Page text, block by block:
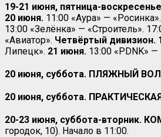
19-21 июня, пятница-
20 июня. 11:00 «Аура» —
13:00 «Зелёнка» — «Строитель».
«Авиатор». Четвёртый дивизион.
Липецк». 21 июня. 13:00 «PDNK»
20 июня, суббота. ПЛЯЖНЫЙ
20 июня, суббота.
20-23 июня, суббота-вторник.
городок, 10). Начало в 11:00.